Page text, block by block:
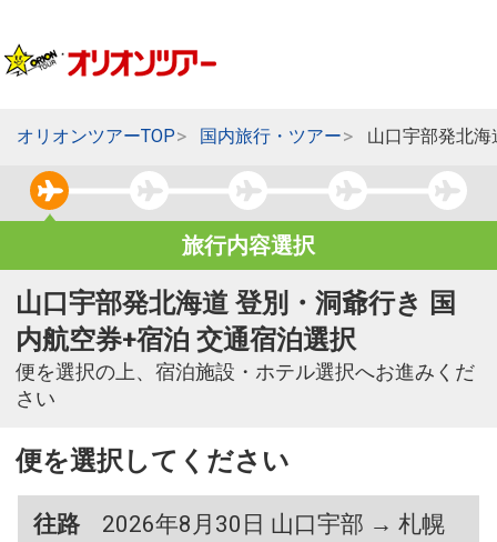
オリオンツアーTOP 国内旅行・ツアー 山口宇部発北
旅行内容選択
山口宇部発北海道 登別・洞爺行き 国
内航空券+宿泊 交通宿泊選択
便を選択の上、宿泊施設・ホテル選択へお進みくだ
さい
便を選択してください
往路
2026年8月30日 山口宇部 → 札幌